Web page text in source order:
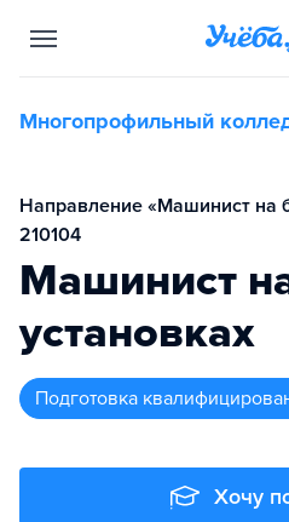
Многопрофильный
Направление «Машинист на
210104
Машинист
установках
подготовка
Хочу